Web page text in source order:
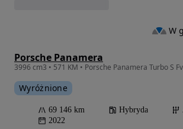
Porsche Panamera
Wyróżnione
69 146 km Hybryda
2022
W